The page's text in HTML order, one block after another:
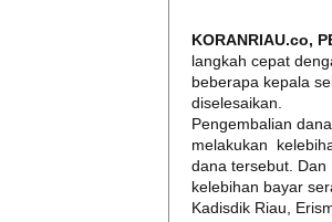
KORANRIAU.co,
langkah cepat
beberapa kepala
diselesaikan.
Pengembalian
melakukan
dana tersebut. Dan
kelebihan bayar
Kadisdik Riau,